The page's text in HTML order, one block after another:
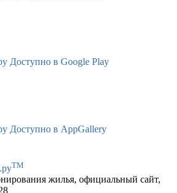
Доступно в Google Play
Доступно в AppGallery
TM
жилья, официальный сайт,